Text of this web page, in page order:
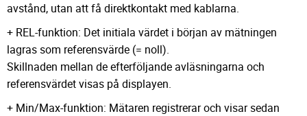
avstånd, utan att få direktkontakt med kablarna.
+ REL-funktion: Det initiala värdet i början av mätningen
lagras som referensvärde (= noll).
Skillnaden mellan de efterföljande avläsningarna och
referensvärdet visas på displayen.
+ Min/Max-funktion: Mätaren registrerar och visar sedan